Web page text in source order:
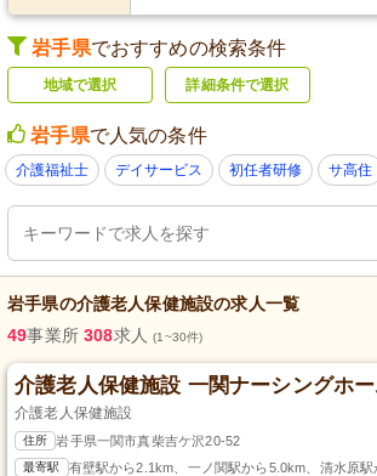
岩手県でおすすめの検索条件
地域で選択 詳細条件で選択
岩手県で人気の条件
介護福祉士 デイサービス 初任者研修 サ高住
岩手県の介護老人保健施設の求人一覧
49事業所 308求人(1~30件)
介護老人保健施設 一関ナーシングホ
介護老人保健施設
住所 岩手県一関市真柴吉ケ沢20-52
最寄駅 有壁駅から2.1km、一ノ関駅から5.0km、清水原駅